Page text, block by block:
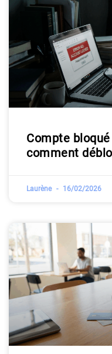
Compte
comment
Laurène 16/02/2026